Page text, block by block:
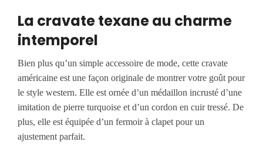
La cravate texane au charme
intemporel
Bien plus qu’un simple accessoire de mode, cette cravate
américaine est une façon originale de montrer votre goût pour
le style western. Elle est ornée d’un médaillon incrusté d’une
imitation de pierre turquoise et d’un cordon en cuir tressé. De
plus, elle est équipée d’un fermoir à clapet pour un
ajustement parfait.